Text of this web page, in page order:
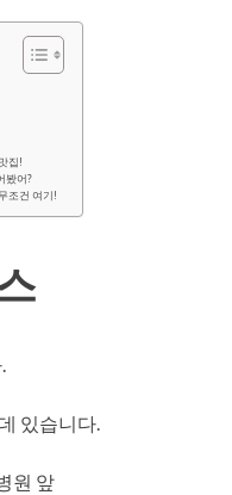
집!
봤어?
조건 여기!
있습니다.
원 앞